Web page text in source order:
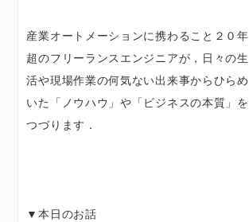
産業オートメーションに携わること２０年
超のフリーランスエンジニアが，日々の生
活や現場作業の何気ない出来事からひらめ
いた「ノウハウ」や「ビジネスの本質」を
つづります．
▼本日のお話